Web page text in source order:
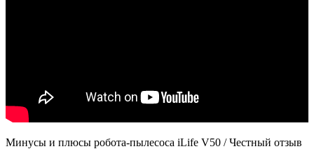
Минусы и плюсы робота-пылесоса iLife V50 / Честный отзыв